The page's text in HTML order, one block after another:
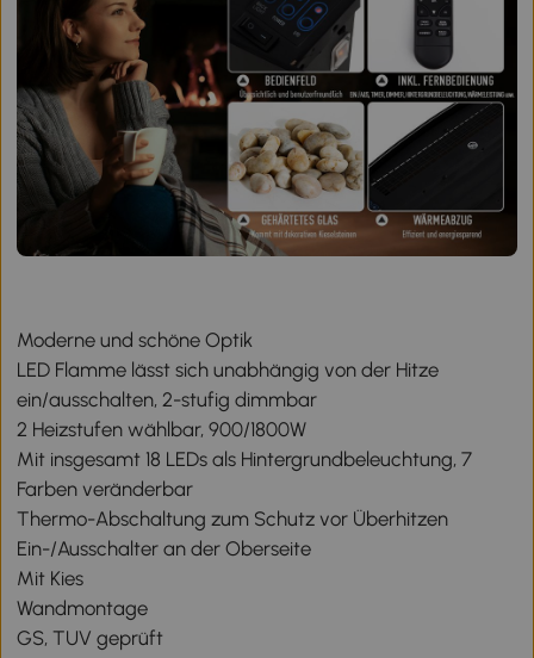
Moderne und schöne Optik
LED Flamme lässt sich unabhängig von der Hitze
ein/ausschalten, 2-stufig dimmbar
2 Heizstufen wählbar, 900/1800W
Mit insgesamt 18 LEDs als Hintergrundbeleuchtung, 7
Farben veränderbar
Thermo-Abschaltung zum Schutz vor Überhitzen
Ein-/Ausschalter an der Oberseite
Mit Kies
Wandmontage
GS, TUV geprüft